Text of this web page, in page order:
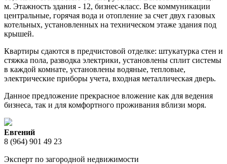
м. Этажность здания - 12, бизнес-класс. Все коммуникации
центральные, горячая вода и отопление за счет двух газовых
котельных, установленных на техническом этаже здания под
крышей.
Квартиры сдаются в предчистовой отделке: штукатурка стен и
стяжка пола, разводка электрики, установлены сплит системы
в каждой комнате, установлены водяные, тепловые,
электрические приборы учета, входная металлическая дверь.
Данное предложение прекрасное вложение как для ведения
бизнеса, так и для комфортного проживания вблизи моря.
Евгений
8 (964) 901 49 23
Эксперт по загородной недвижимости